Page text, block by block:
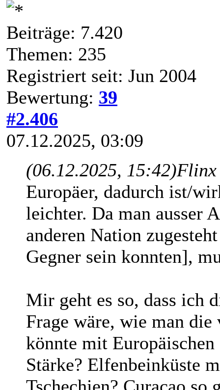
Beiträge: 7.420
Themen: 235
Registriert seit: Jun 2004
Bewertung: 39
#2.406
07.12.2025, 03:09
(06.12.2025, 15:42)
Europäer, dadurch ist/
leichter. Da man ausser
anderen Nation
Gegner sein konnten],
Mir geht es so, dass ich
Frage wäre, wie man
könnte mit
Stärke? Elfenbeinküste
Tschechien? Curacao